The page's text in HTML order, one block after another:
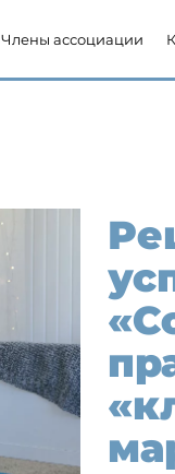
Члены ассоциации